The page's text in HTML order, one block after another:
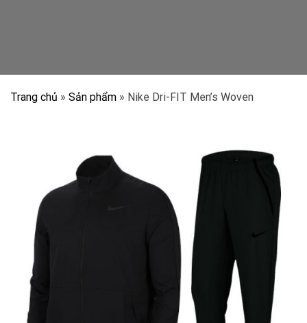
Trang chủ » Sản phẩm » Nike Dri-FIT Men’s Woven